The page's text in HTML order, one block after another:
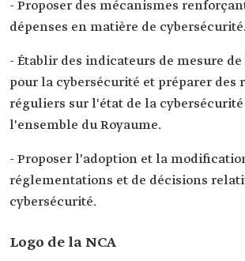
- Proposer des mécanismes
dépenses en matière de
- Établir des indicateurs de mesure
pour la cybersécurité et préparer des
réguliers sur l'état de la cybersécurité
l'ensemble du Royaume.
- Proposer l'adoption et la
réglementations et de décisions
cybersécurité.
Logo de la NCA